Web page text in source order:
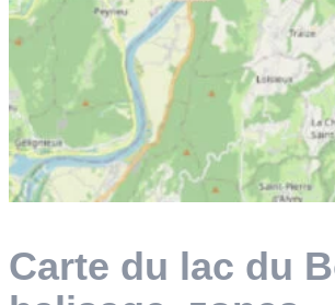
Carte du lac du